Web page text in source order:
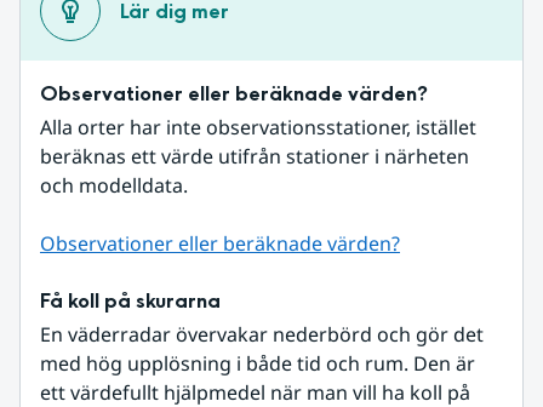
Lär dig mer
Observationer eller beräknade värden?
Alla orter har inte observationsstationer, istället
beräknas ett värde utifrån stationer i närheten
och modelldata.
Observationer eller beräknade värden?
Få koll på skurarna
En väderradar övervakar nederbörd och gör det
med hög upplösning i både tid och rum. Den är
ett värdefullt hjälpmedel när man vill ha koll på